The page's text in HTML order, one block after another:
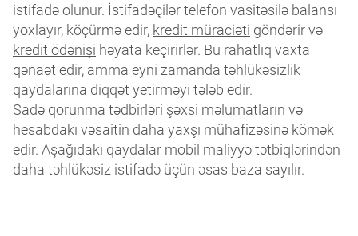
istifadə olunur. İstifadəçilər telefon vasitəsilə balansı
yoxlayır, köçürmə edir, kredit müraciəti göndərir və
kredit ödənişi həyata keçirirlər. Bu rahatlıq vaxta
qənaət edir, amma eyni zamanda təhlükəsizlik
qaydalarına diqqət yetirməyi tələb edir.
Sadə qorunma tədbirləri şəxsi məlumatların və
hesabdakı vəsaitin daha yaxşı mühafizəsinə kömək
edir. Aşağıdakı qaydalar mobil maliyyə tətbiqlərindən
daha təhlükəsiz istifadə üçün əsas baza sayılır.